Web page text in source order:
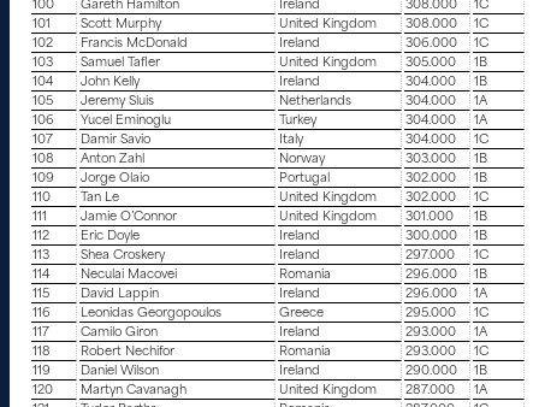
100 Gareth Hamilton Ireland 308.000
1C
101
Scott Murphy United Kingdom 308.000
1C
102
Francis McDonald Ireland 306.000
1C
103
Samuel Tafler United Kingdom 305.000
1B
104
John Kelly Ireland 304.000
1B
105
Jeremy Sluis Netherlands 304.000
1A
106
Yucel Eminoglu Turkey 304.000
1A
107
Damir Savio Italy 304.000
1C
108
Anton Zahl Norway 303.000
1B
109
Jorge Olaio Portugal 302.000
1B
110
Tan Le United Kingdom 302.000
1C
111
Jamie O’Connor United Kingdom 301.000
1B
112
Eric Doyle Ireland 300.000
1B
113
Shea Croskery Ireland 297.000
1C
114
Neculai Macovei Romania 296.000
1B
115
David Lappin Ireland 296.000
1A
116
Leonidas Georgopoulos Greece 295.000
1C
117
Camilo Giron Ireland 293.000
1A
118
Robert Nechifor Romania 293.000
1C
119
Daniel Wilson Ireland 290.000
1B
120
Martyn Cavanagh United Kingdom 287.000
1A